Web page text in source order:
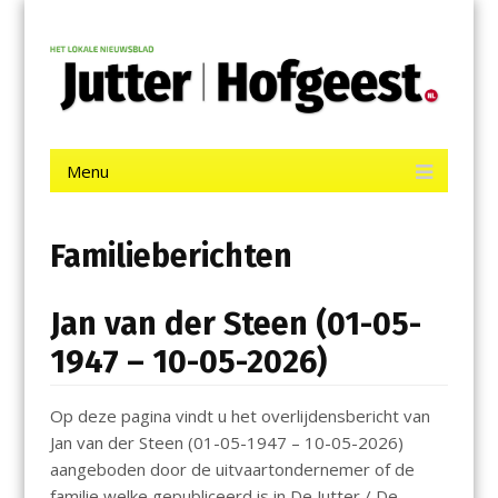
contentJutter | Hofgeest
Menu
Familieberichten
Jan van der Steen (01-05-
1947 – 10-05-2026)
Op deze pagina vindt u het overlijdensbericht van
Jan van der Steen (01-05-1947 – 10-05-2026)
aangeboden door de uitvaartondernemer of de